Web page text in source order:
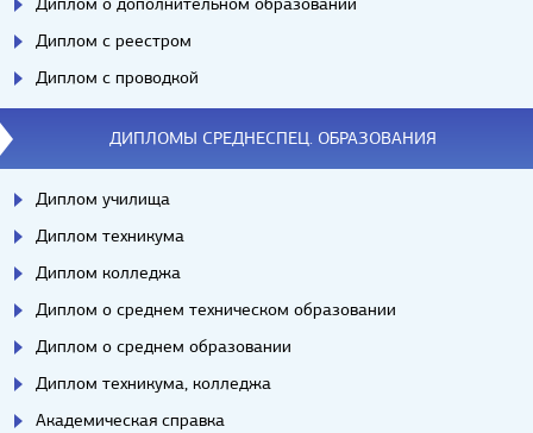
Диплом с реестром
Диплом с проводкой
ДИПЛОМЫ СРЕДНЕСПЕЦ. ОБРАЗОВАНИЯ
Диплом училища
Диплом техникума
Диплом колледжа
Диплом о среднем техническом образовании
Диплом о среднем образовании
Диплом техникума, колледжа
Академическая справка